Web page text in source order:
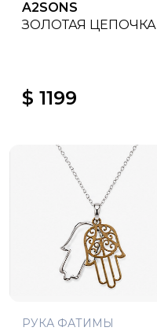
A2SONS
ЗОЛОТАЯ ЦЕПОЧКА
$ 1199
РУКА ФАТИМЫ